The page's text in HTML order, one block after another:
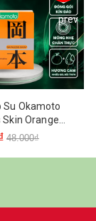
Su Okamoto
Skin Orange
Hương Cam
48.000₫
prev